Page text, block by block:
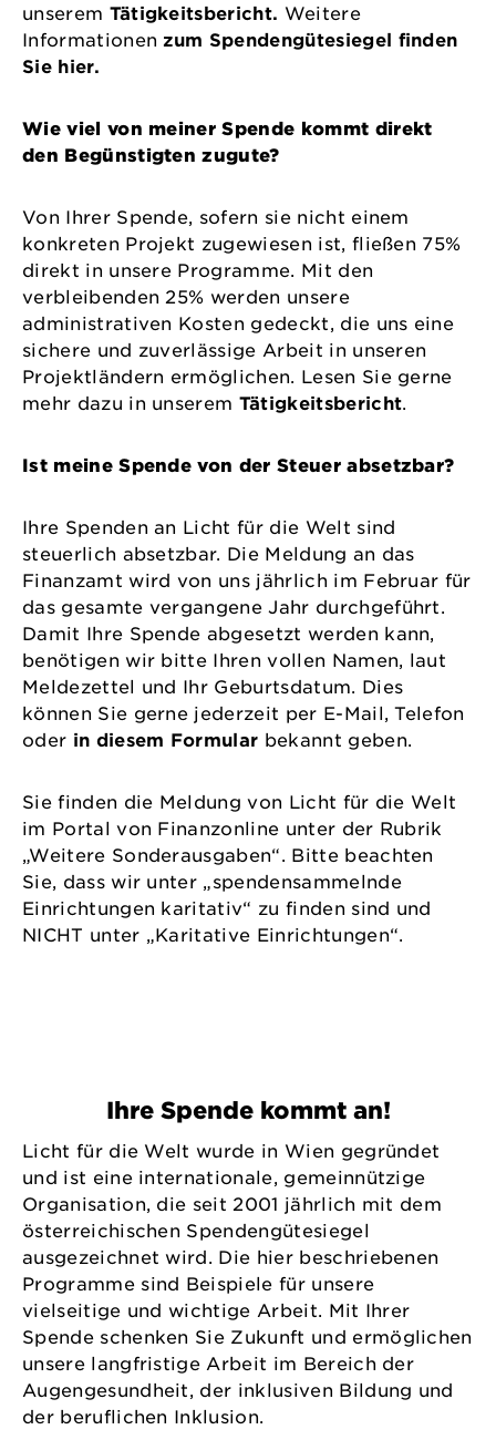
unserem Tätigkeitsbericht. Weitere
Informationenzum Spendengütesiegel finden
Sie hier.
Wie viel von meiner Spende kommt direkt
den Begünstigten zugute?
Von Ihrer Spende, sofern sie nicht einem
konkreten Projekt zugewiesen ist, fließen 75%
direkt in unsere Programme. Mit den
verbleibenden 25% werden unsere
administrativen Kosten gedeckt, die uns eine
sichere und zuverlässige Arbeit in unseren
Projektländern ermöglichen. Lesen Sie gerne
mehr dazu in unserem Tätigkeitsbericht.
Ist meine Spende von der Steuer absetzbar?
Ihre Spenden an Licht für die Welt sind
steuerlich absetzbar. Die Meldung an das
Finanzamt wird von uns jährlich im Februar für
das gesamte vergangene Jahr durchgeführt.
Damit Ihre Spende abgesetzt werden kann,
benötigen wir bitte Ihren vollen Namen, laut
Meldezettel und Ihr Geburtsdatum. Dies
können Sie gerne jederzeit per E-Mail, Telefon
oder in diesem Formular bekannt geben.
Sie finden die Meldung von Licht für die Welt
im Portal von Finanzonline unter der Rubrik
„Weitere Sonderausgaben“. Bitte beachten
Sie, dass wir unter „spendensammelnde
Einrichtungen karitativ“ zu finden sind und
NICHT unter „Karitative Einrichtungen“.
Ihre Spende kommt an!
Licht für die Welt wurde in Wien gegründet
und ist eine internationale, gemeinnützige
Organisation, die seit 2001 jährlich mit dem
österreichischen Spendengütesiegel
ausgezeichnet wird. Die hier beschriebenen
Programme sind Beispiele für unsere
vielseitige und wichtige Arbeit. Mit Ihrer
Spende schenken Sie Zukunft und ermöglichen
unsere langfristige Arbeit im Bereich der
Augengesundheit, der inklusiven Bildung und
der beruflichen Inklusion.